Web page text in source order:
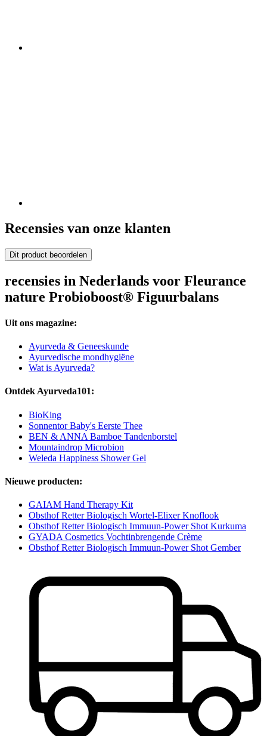
Recensies van onze klanten
Dit product beoordelen
recensies in Nederlands voor Fleurance
nature Probioboost® Figuurbalans
Uit ons magazine:
Ayurveda & Geneeskunde
Ayurvedische mondhygiëne
Wat is Ayurveda?
Ontdek Ayurveda101:
BioKing
Sonnentor Baby's Eerste Thee
BEN & ANNA Bamboe Tandenborstel
Mountaindrop Microbion
Weleda Happiness Shower Gel
Nieuwe producten:
GAIAM Hand Therapy Kit
Obsthof Retter Biologisch Wortel-Elixer Knoflook
Obsthof Retter Biologisch Immuun-Power Shot Kurkuma
GYADA Cosmetics Vochtinbrengende Crème
Obsthof Retter Biologisch Immuun-Power Shot Gember